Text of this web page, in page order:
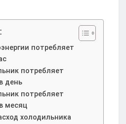
потребляет
потребляет
день
потребляет
месяц
холодильника